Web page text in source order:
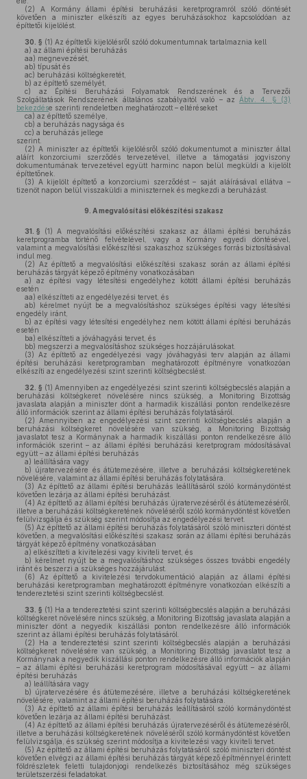
(2) A Kormány állami építési beruházási keretprogramról szóló döntését
követően a miniszter elkészíti az egyes beruházásokhoz kapcsolódóan az
építtetői kijelölést.
30. § (1) Az építtetői kijelölésről szóló dokumentumnak tartalmaznia kell
a) az állami építési beruházás
aa) megnevezését,
ab) típusát és
ac) beruházási költségkeretét,
b) az építtető személyét,
c) az Építési Beruházási Folyamatok Rendszerének és a Tervezői
Szolgáltatások Rendszerének általános szabályaitól való – az Ábtv. 4. § (3)
bekezdése szerinti rendeletben meghatározott – eltéréseket
ca) az építtető személye,
cb) a beruházás nagysága és
cc) a beruházás jellege
szerint.
(2) A miniszter az építtetői kijelölésről szóló dokumentumot a miniszter által
aláírt konzorciumi szerződés tervezetével, illetve a támogatási jogviszony
dokumentumának tervezetével együtt harminc napon belül megküldi a kijelölt
építtetőnek.
(3) A kijelölt építtető a konzorciumi szerződést – saját aláírásával ellátva –
tizenöt napon belül visszaküldi a miniszternek és megkezdi a beruházást.
9. A megvalósítási előkészítési szakasz
31. § (1) A megvalósítási előkészítési szakasz az állami építési beruházás
keretprogramba történő felvételével, vagy a Kormány egyedi döntésével,
valamint a megvalósítási előkészítési szakaszhoz szükséges forrás biztosításával
indul meg.
(2) Az építtető a megvalósítási előkészítési szakasz során az állami építési
beruházás tárgyát képező építmény vonatkozásában
a) az építési vagy létesítési engedélyhez kötött állami építési beruházás
esetén
aa) elkészítteti az engedélyezési tervet, és
ab) kérelmet nyújt be a megvalósításhoz szükséges építési vagy létesítési
engedély iránt,
b) az építési vagy létesítési engedélyhez nem kötött állami építési beruházás
esetén
ba) elkészítteti a jóváhagyási tervet, és
bb) megszerzi a megvalósításhoz szükséges hozzájárulásokat.
(3) Az építtető az engedélyezési vagy jóváhagyási terv alapján az állami
építési beruházási keretprogramban meghatározott építményre vonatkozóan
elkészíti az engedélyezési szint szerinti költségbecslést.
32. § (1) Amennyiben az engedélyezési szint szerinti költségbecslés alapján a
beruházási költségkeret növelésére nincs szükség, a Monitoring Bizottság
javaslata alapján a miniszter dönt a harmadik kiszállási ponton rendelkezésre
álló információk szerint az állami építési beruházás folytatásáról.
(2) Amennyiben az engedélyezési szint szerinti költségbecslés alapján a
beruházási költségkeret növelésére van szükség, a Monitoring Bizottság
javaslatot tesz a Kormánynak a harmadik kiszállási ponton rendelkezésre álló
információk szerint – az állami építési beruházási keretprogram módosításával
együtt – az állami építési beruházás
a) leállítására vagy
b) újratervezésére és átütemezésére, illetve a beruházási költségkeretének
növelésére, valamint az állami építési beruházás folytatására.
(3) Az építtető az állami építési beruházás leállításáról szóló kormánydöntést
követően lezárja az állami építési beruházást.
(4) Az építtető az állami építési beruházás újratervezéséről és átütemezéséről,
illetve a beruházási költségkeretének növeléséről szóló kormánydöntést követően
felülvizsgálja és szükség szerint módosítja az engedélyezési tervet.
(5) Az építtető az állami építési beruházás folytatásáról szóló miniszteri döntést
követően, a megvalósítási előkészítési szakasz során az állami építési beruházás
tárgyát képező építmény vonatkozásában
a) elkészítteti a kivitelezési vagy kiviteli tervet, és
b) kérelmet nyújt be a megvalósításhoz szükséges összes további engedély
iránt és beszerzi a szükséges hozzájárulást.
(6) Az építtető a kivitelezési tervdokumentáció alapján az állami építési
beruházási keretprogramban meghatározott építményre vonatkozóan elkészíti a
tendereztetési szint szerinti költségbecslést.
33. § (1) Ha a tendereztetési szint szerinti költségbecslés alapján a beruházási
költségkeret növelésére nincs szükség, a Monitoring Bizottság javaslata alapján a
miniszter dönt a negyedik kiszállási ponton rendelkezésre álló információk
szerint az állami építési beruházás folytatásáról.
(2) Ha a tendereztetési szint szerinti költségbecslés alapján a beruházási
költségkeret növelésére van szükség, a Monitoring Bizottság javaslatot tesz a
Kormánynak a negyedik kiszállási ponton rendelkezésre álló információk alapján
– az állami építési beruházási keretprogram módosításával együtt – az állami
építési beruházás
a) leállítására vagy
b) újratervezésére és átütemezésére, illetve a beruházási költségkeretének
növelésére, valamint az állami építési beruházás folytatására.
(3) Az építtető az állami építési beruházás leállításáról szóló kormánydöntést
követően lezárja az állami építési beruházást.
(4) Az építtető az állami építési beruházás újratervezéséről és átütemezéséről,
illetve a beruházási költségkeretének növeléséről szóló kormánydöntést követően
felülvizsgálja, és szükség szerint módosítja a kivitelezési vagy kiviteli tervet.
(5) Az építtető az állami építési beruházás folytatásáról szóló miniszteri döntést
követően elvégzi az állami építési beruházás tárgyát képező építménnyel érintett
földrészletek feletti tulajdonjogi rendelkezés biztosításához még szükséges
területszerzési feladatokat.